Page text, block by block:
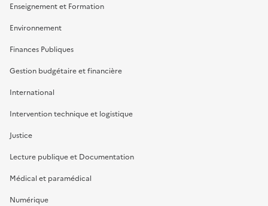
Enseignement et Formation
Environnement
Finances Publiques
Gestion budgétaire et financière
International
Intervention technique et logistique
Justice
Lecture publique et Documentation
Médical et paramédical
Numérique